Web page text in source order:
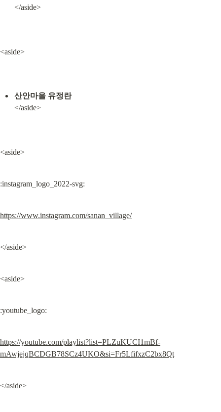
</aside>
<aside>
산안마을 유정란
</aside>
<aside>
:instagram_logo_2022-svg:
https://www.instagram.com/sanan_village/
</aside>
<aside>
:youtube_logo:
https://youtube.com/playlist?list=PLZuKUCI1mBf-
mAwjejqBCDGB78SCz4UKO&si=Fr5LfifxzC2bx8Qt
</aside>